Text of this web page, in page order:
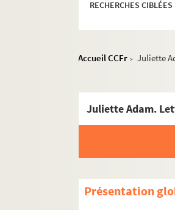
RECHERCHES CIBLÉES
Accueil CCFr > Juliette
Juliette Adam.
Présentation